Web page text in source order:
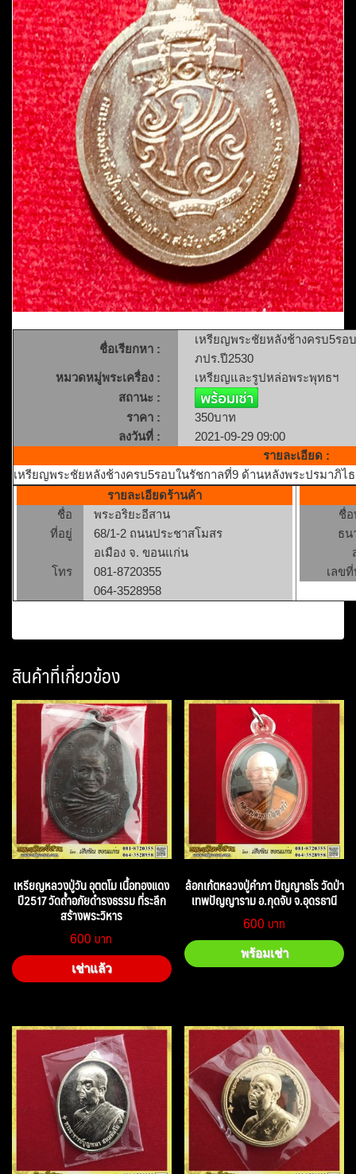
ชื่อเรียกหา :
เหรียญพระชัยหลังช้างครบ5ร
ภปร.ปี2530
หมวดหมู่พระเครื่อง :
เหรียญและรูปหล่อพระพุทธฯ
สถานะ :
ราคา :
350บาท
ลงวันที่ :
2021-09-29 09:00
รายละเอียด :
เหรียญพระชัยหลังช้างครบ5รอบในรัชกาลที่9 ด้านหลังพระปรมาภิไ
รายละเอียดร้านค้า
ชื่อ
พระอริยะอีสาน
ที่อยู่
68/1-2 ถนนประชาสโมสร
อเมือง จ. ขอนแก่น
โทร
081-8720355
064-3528958
ชื่
ธน
เลข
สินค้าที่เกี่ยวข้อง
เหรียญหลวงปู่วัน อุตตโม เนื้อทองแดง
ปี2517 วัดถ้ำอภัยดำรงธรรม ที่ระลึก
สร้างพระวิหาร
600
เช่าแล้ว
ล้อกเก้ตหลวงปู่คำภา ปัญญาธโร วัดป่า
เทพปัญญาราม อ.กุดจับ จ.อุดรธานี
600
พร้อมเช่า